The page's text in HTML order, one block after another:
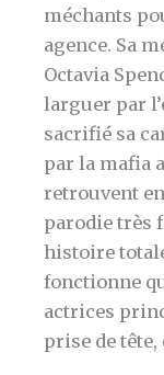
méchants
agence. Sa
Octavia
larguer par
sacrifié sa
par la mafia
retrouvent
parodie très
histoire
fonctionne
actrices
prise de